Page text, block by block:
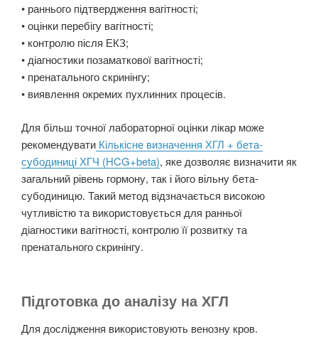
• раннього підтвердження вагітності;
• оцінки перебігу вагітності;
• контролю після ЕКЗ;
• діагностики позаматкової вагітності;
• пренатального скринінгу;
• виявлення окремих пухлинних процесів.
Для більш точної лабораторної оцінки лікар може
рекомендувати Кількісне визначення ХГЛ + бета-
субодиниці ХГЧ (HCG+beta), яке дозволяє визначити як
загальний рівень гормону, так і його вільну бета-
субодиницю. Такий метод відзначається високою
чутливістю та використовується для ранньої
діагностики вагітності, контролю її розвитку та
пренатального скринінгу.
Підготовка до аналізу на ХГЛ
Для дослідження використовують венозну кров.